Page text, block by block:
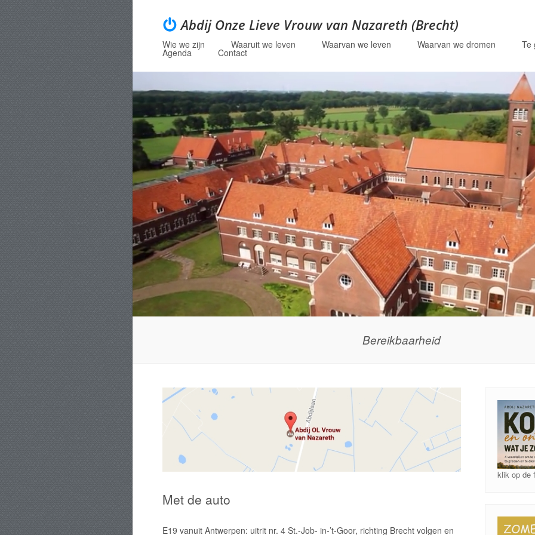
Abdij Onze Lieve Vrouw van Nazareth (Brecht)
Menu
Skip to content
Wie we zijn Waaruit we leven Waarvan we leven Waarvan we dromen Te
Agenda Contact
Bereikbaarheid
Met de auto
E19 vanuit Antwerpen: uitrit nr. 4 St.-Job- in-’t-Goor, richting Brecht volgen en
klik op de